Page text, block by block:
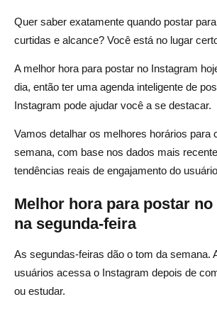
Quer saber exatamente quando postar
curtidas e alcance? Você está no lugar
A melhor hora para postar no Instagram
dia, então ter uma agenda inteligente de
Instagram pode ajudar você a se destacar.
Vamos detalhar os melhores horários para
semana, com base nos dados mais
tendências reais de engajamento do
Melhor hora para postar
na segunda-feira
As segundas-feiras dão o tom da semana.
usuários acessa o Instagram depois de
ou estudar.